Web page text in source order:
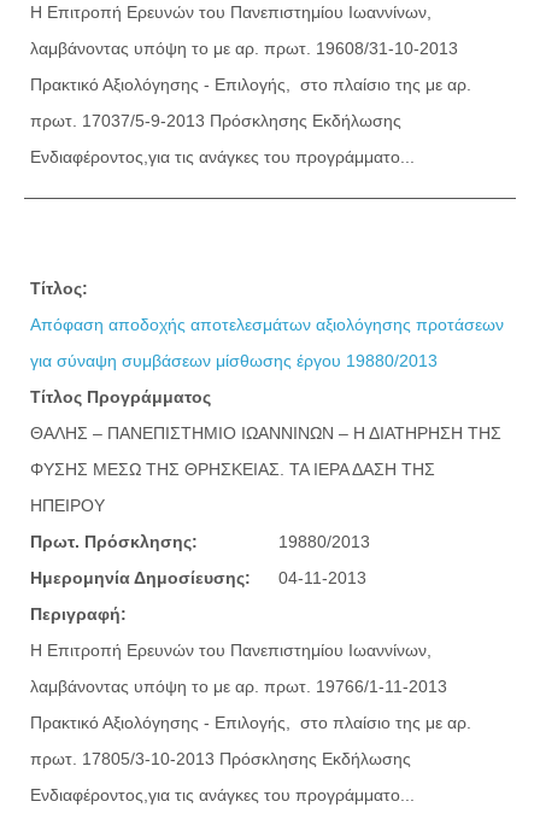
Η Επιτροπή Ερευνών του Πανεπιστημίου Ιωαννίνων,
λαμβάνοντας υπόψη το με αρ. πρωτ. 19608/31-10-2013
Πρακτικό Αξιολόγησης - Επιλογής, στο πλαίσιο της με αρ.
πρωτ. 17037/5-9-2013 Πρόσκλησης Εκδήλωσης
Ενδιαφέροντος,για τις ανάγκες του προγράμματο...
Τίτλος:
Απόφαση αποδοχής αποτελεσμάτων αξιολόγησης προτάσεων
για σύναψη συμβάσεων μίσθωσης έργου 19880/2013
Τίτλος Προγράμματος
ΘΑΛΗΣ – ΠΑΝΕΠΙΣΤΗΜΙΟ ΙΩΑΝΝΙΝΩΝ – Η ΔΙΑΤΗΡΗΣΗ ΤΗΣ
ΦΥΣΗΣ ΜΕΣΩ ΤΗΣ ΘΡΗΣΚΕΙΑΣ. ΤΑ ΙΕΡΑ ΔΑΣΗ ΤΗΣ
ΗΠΕΙΡΟΥ
Πρωτ. Πρόσκλησης:
19880/2013
Ημερομηνία Δημοσίευσης:
04-11-2013
Περιγραφή:
Η Επιτροπή Ερευνών του Πανεπιστημίου Ιωαννίνων,
λαμβάνοντας υπόψη το με αρ. πρωτ. 19766/1-11-2013
Πρακτικό Αξιολόγησης - Επιλογής, στο πλαίσιο της με αρ.
πρωτ. 17805/3-10-2013 Πρόσκλησης Εκδήλωσης
Ενδιαφέροντος,για τις ανάγκες του προγράμματο...